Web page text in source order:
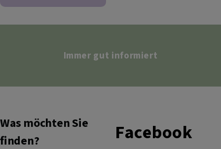
Immer gut informiert
Was möchten Sie
finden?
Facebook